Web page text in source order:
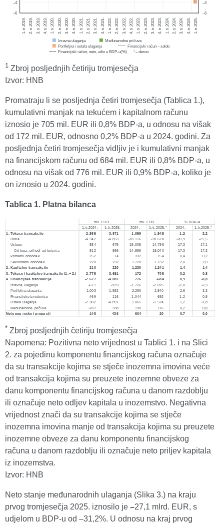
1 Zbroj posljednjih četiriju tromjesečja
Izvor: HNB
Promatraju li se posljednja četiri tromjesečja (Tablica 1.),
kumulativni manjak na tekućem i kapitalnom računu
iznosio je 705 mil. EUR ili 0,8% BDP-a, u odnosu na višak
od 172 mil. EUR, odnosno 0,2% BDP-a u 2024. godini. Za
posljednja četiri tromjesečja vidljiv je i kumulativni manjak
na financijskom računu od 684 mil. EUR ili 0,8% BDP-a, u
odnosu na višak od 776 mil. EUR ili 0,9% BDP-a, koliko je
on iznosio u 2024. godini.
Tablica 1. Platna bilanca
* Zbroj posljednjih četiriju tromjesečja
Napomena: Pozitivna neto vrijednost u Tablici 1. i na Slici
2. za pojedinu komponentu financijskog računa označuje
da su transakcije kojima se stječe inozemna imovina veće
od transakcija kojima su preuzete inozemne obveze za
danu komponentu financijskog računa u danom razdoblju
ili označuje neto odljev kapitala u inozemstvo. Negativna
vrijednost znači da su transakcije kojima se stječe
inozemna imovina manje od transakcija kojima su preuzete
inozemne obveze za danu komponentu financijskog
računa u danom razdoblju ili označuje neto priljev kapitala
iz inozemstva.
Izvor: HNB
Neto stanje međunarodnih ulaganja (Slika 3.) na kraju
prvog tromjesečja 2025. iznosilo je –27,1 mlrd. EUR, s
udjelom u BDP-u od –31,2%. U odnosu na kraj prvog